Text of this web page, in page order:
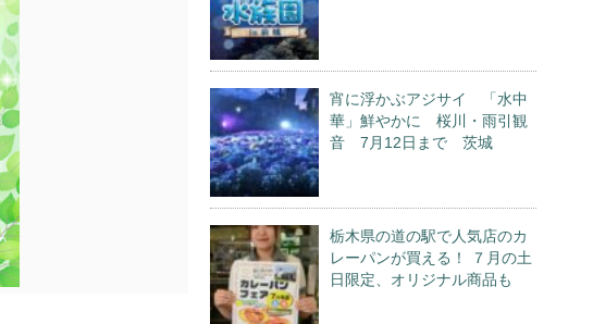
宵に浮かぶアジサイ 「水中
華」鮮やかに 桜川・雨引観
音 7月12日まで 茨城
栃木県の道の駅で人気店のカ
レーパンが買える！ ７月の土
日限定、オリジナル商品も